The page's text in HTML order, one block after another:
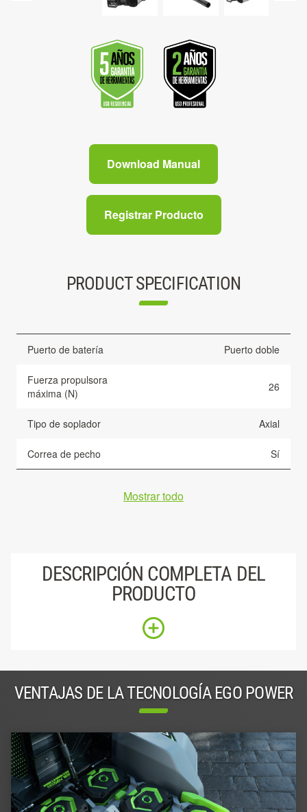
Download Manual
Registrar Producto
PRODUCT SPECIFICATION
Puerto de batería Puerto doble
Fuerza propulsora
máxima (N)
26
Tipo de soplador Axial
Correa de pecho Sí
Mostrar todo
DESCRIPCIÓN COMPLETA DEL
PRODUCTO
VENTAJAS DE LA TECNOLOGÍA EGO POWER